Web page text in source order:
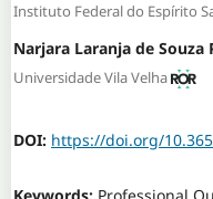
Instituto Federal do Espírito
Narjara Laranja de Souza
Universidade Vila Velha
DOI: https://doi.org/